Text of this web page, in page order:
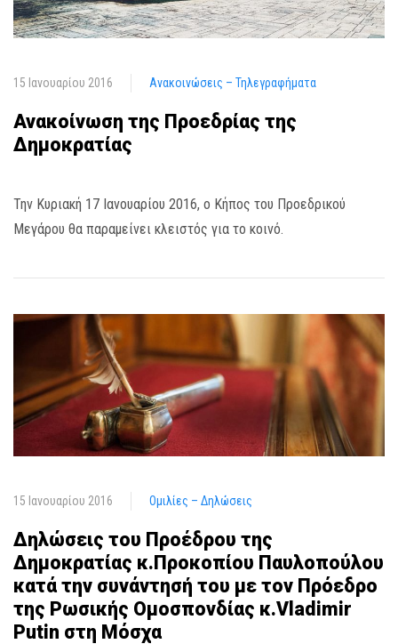
15 Ιανουαρίου 2016 Ανακοινώσεις – Τηλεγραφήματα
Ανακοίνωση της Προεδρίας της
Δημοκρατίας
Την Κυριακή 17 Ιανουαρίου 2016, ο Κήπος του Προεδρικού
Μεγάρου θα παραμείνει κλειστός για το κοινό.
15 Ιανουαρίου 2016 Ομιλίες – Δηλώσεις
Δηλώσεις του Προέδρου της
Δημοκρατίας κ.Προκοπίου Παυλοπούλου
κατά την συνάντησή του με τον Πρόεδρο
της Ρωσικής Ομοσπονδίας κ.Vladimir
Putin στη Μόσχα